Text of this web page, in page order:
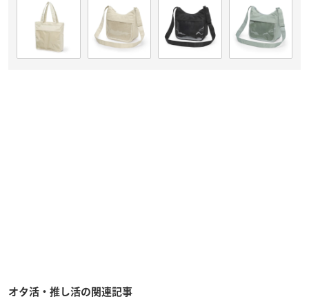
オタ活・推し活の関連記事